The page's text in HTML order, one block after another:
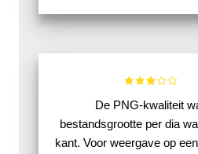
De PNG-kwaliteit
bestandsgrootte per dia
kant. Voor weergave op